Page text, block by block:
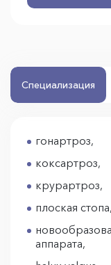
Специализация
гонартроз,
коксартроз,
крурартроз,
плоская стопа,
аппарата,